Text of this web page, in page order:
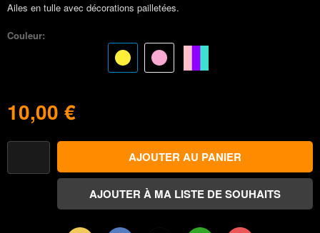
Ailes en tulle avec décorations pailletées.
Couleur:
10,00 €